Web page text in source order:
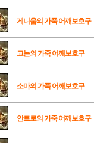
게니움의 가죽 어깨보호구
고논의 가죽 어깨보호구
소마의 가죽 어깨보호구
안트로의 가죽 어깨보호구